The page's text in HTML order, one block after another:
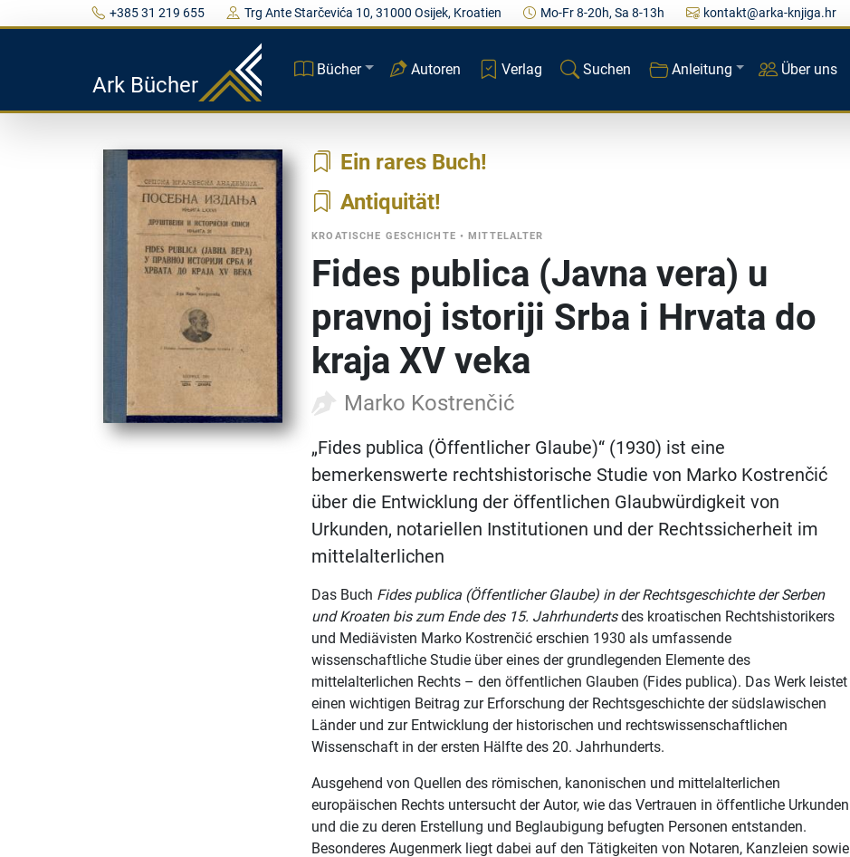
+385 31 219 655 Trg Ante Starčevića 10, 31000 Osijek, Kroatien Mo-Fr 8-20h, Sa 8-13h kontakt@arka-knjiga.hr
Ark Bücher
Bücher Autoren Verlag Suchen Anleitung Über uns
Ein rares Buch
Antiquität
KROATISCHE GESCHICHTE •MITTELALTER
Fides publica (Javna vera) u
pravnoj istoriji Srba i Hrvata do
kraja XV veka
Marko Kostrenčić
„Fides publica (Öffentlicher Glaube)“ (1930) ist eine
bemerkenswerte rechtshistorische Studie von Marko Kostrenčić
über die Entwicklung der öffentlichen Glaubwürdigkeit von
Urkunden, notariellen Institutionen und der Rechtssicherheit im
mittelalterlichen
Das Buch Fides publica (Öffentlicher Glaube) in der Rechtsgeschichte der Serben
und Kroaten bis zum Ende des 15. Jahrhundertsdes kroatischen Rechtshistorikers
und Mediävisten Marko Kostrenčić erschien 1930 als umfassende
wissenschaftliche Studie über eines der grundlegenden Elemente des
mittelalterlichen Rechts – den öffentlichen Glauben (Fides publica). Das Werk leistet
einen wichtigen Beitrag zur Erforschung der Rechtsgeschichte der südslawischen
Länder und zur Entwicklung der historischen und rechtswissenschaftlichen
Wissenschaft in der ersten Hälfte des 20. Jahrhunderts.
Ausgehend von Quellen des römischen, kanonischen und mittelalterlichen
europäischen Rechts untersucht der Autor, wie das Vertrauen in öffentliche Urkunden
und die zu deren Erstellung und Beglaubigung befugten Personen entstanden.
Besonderes Augenmerk liegt dabei auf den Tätigkeiten von Notaren, Kanzleien sowie